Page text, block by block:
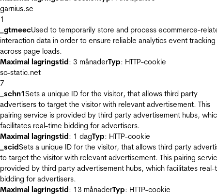
garnius.se
1
_gtmeecUsed to temporarily store and process ecommerce-
interaction data in order to ensure reliable analytics event tracking
across page loads.
Maximal lagringstid: 3 månaderTyp: HTTP-cookie
sc-static.net
7
_schn1Sets a unique ID for the visitor, that allows third party
advertisers to target the visitor with relevant advertisement. This
pairing service is provided by third party advertisement hubs,
facilitates real-time bidding for advertisers.
Maximal lagringstid: 1 dagTyp: HTTP-cookie
_scidSets a unique ID for the visitor, that allows third party
to target the visitor with relevant advertisement. This pairing
provided by third party advertisement hubs, which facilitates real-
bidding for advertisers.
Maximal lagringstid: 13 månaderTyp: HTTP-cookie